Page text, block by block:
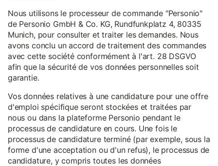
Nous utilisons le processeur de commande "Personio"
de Personio GmbH & Co. KG, Rundfunkplatz 4, 80335
Munich, pour consulter et traiter les demandes. Nous
avons conclu un accord de traitement des commandes
avec cette société conformément à l'art. 28 DSGVO
afin que la sécurité de vos données personnelles soit
garantie.
Vos données relatives à une candidature pour une offre
d'emploi spécifique seront stockées et traitées par
nous ou dans la plateforme Personio pendant le
processus de candidature en cours. Une fois le
processus de candidature terminé (par exemple, sous la
forme d'une acceptation ou d'un refus), le processus de
candidature, y compris toutes les données